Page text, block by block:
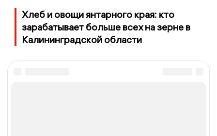
Хлеб и овощи янтарного края: кто
зарабатывает больше всех на зерне в
Калининградской области